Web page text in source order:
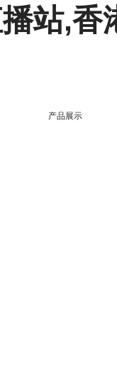
站,香
产品展示